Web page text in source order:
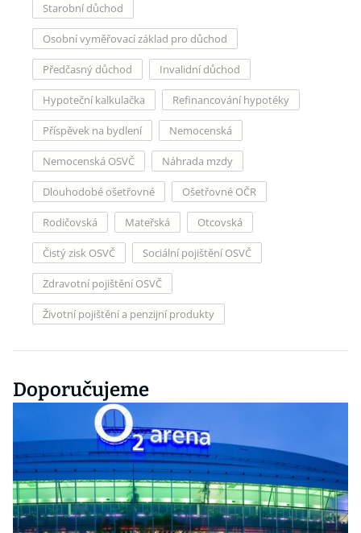
Starobní důchod
Osobní vyměřovací základ pro důchod
Předčasný důchod Invalidní důchod
Hypoteční kalkulačka Refinancování hypotéky
Příspěvek na bydlení Nemocenská
Nemocenská OSVČ Náhrada mzdy
Dlouhodobé ošetřovné Ošetřovné OČR
Rodičovská Mateřská Otcovská
Čistý zisk OSVČ Sociální pojištění OSVČ
Zdravotní pojištění OSVČ
Životní pojištění a penzijní produkty
Doporučujeme